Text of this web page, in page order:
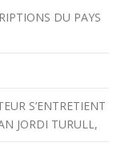
DU PAYS
S’ENTRETIENT
JORDI TURULL,